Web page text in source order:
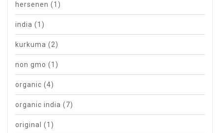
hersenen (1)
india (1)
kurkuma (2)
non gmo (1)
organic (4)
organic india (7)
original (1)